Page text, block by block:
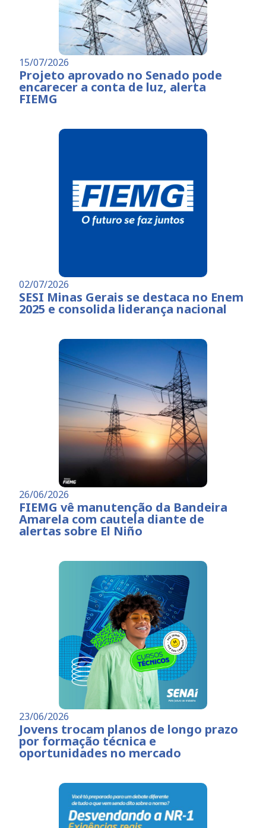
15/07/2026
Projeto aprovado no Senado pode
encarecer a conta de luz, alerta
FIEMG
02/07/2026
SESI Minas Gerais se destaca no Enem
2025 e consolida liderança nacional
26/06/2026
FIEMG vê manutenção da Bandeira
Amarela com cautela diante de
alertas sobre El Niño
23/06/2026
Jovens trocam planos de longo prazo
por formação técnica e
oportunidades no mercado